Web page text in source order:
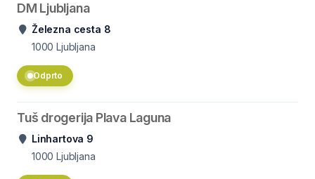
DM Ljubljana
Železna cesta 8
1000 Ljubljana
Odprto
Tuš drogerija Plava Laguna
Linhartova 9
1000 Ljubljana